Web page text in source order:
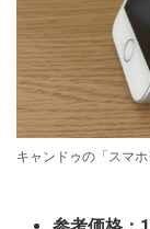
キャンドゥの「スマホ